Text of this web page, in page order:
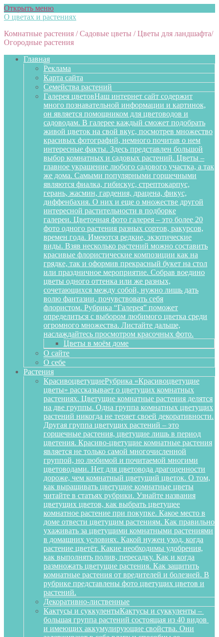
Открыть меню
О цветах и растениях
Комнатные растения / Садовые цветы / Цветы для ландшафта/
Огородные растения
Главная
Реклама
Карта сайта
Семейства растений
Галерея цветовНаш интернет сайт содержит
много познавательной информации и картинок,
он является помощником для цветоводов и
садоводам. В галерее каждый сможет подобрать
живой цветок на свой вкус, посмотрев множество
красивых фотографий, немного почитав о нем
интересные факты. Здесь представлен большой
выбор комнатных и садовых растений. Цветы –
главное украшение любого садового участка, а так
же дома. Самыми популярными горшечными
являются фиалка, гибискус, стрептокарпус,
герань, жасмин, гардения, драцена, фикус,
диффенбахия. О них и еще о множестве другой
интересной растительности в подборке
галереи. Цветочная фото галерея – это более 20
фото одного растения разных сортов, ракурсов,
времен года. Имеются редкие, экзотические
виды. Взяв несколько растений можно составить
красивые флористические композиции как на
грядке, так и оформив прекрасный букет на стол
или праздничное мероприятие. Собрав воедино
цветы одного оттенка или же разных,
сочетающихся между собой, нужно лишь дать
волю фантазии, почувствовать себя
флористом. Рубрика “Галерея” поможет
определиться с выбором любимого цветка среди
огромного множества. Листайте дальше,
наслаждайтесь просмотром красочных фото.
Цветы в моём доме
О сайте
О себе
Растения
КрасивоцветущиеРубрика «Красивоцветущие
цветы» рассказывает о цветущих комнатных
растениях. Цветущие комнатные растения делятся
на две группы. Одна группа комнатных цветущих
растений никогда не теряет своей декоративности.
Другая группа цветущих растений – это
горшечные растения, цветущие лишь в период
цветения. Красиво-цветущие комнатные растения
является не только самой многочисленной
группой, но любимой и почитаемой многими
цветоводами. Нет для цветовода драгоценности
дороже, чем комнатный цветущий цветок. О том,
как выращивать цветущие комнатные цветы
читайте в статьях рубрики. Узнайте названия
цветущих цветов, как выбрать цветущее
комнатное растение при покупке. Какое место в
доме отвести цветущим растениям. Как правильно
ухаживать за цветущими комнатными растениями
в домашних условиях. Какой нужен уход, когда
растение цветёт. Какие необходимы удобрения,
как выполнять полив, пересадку. Как и когда
размножать цветущие растения. Как защитить
комнатные растения от вредителей и болезней. В
рубрике представлены фото цветущих цветов и
растений.
Декоративно-лиственные
Кактусы и суккулентыКактусы и суккуленты –
большая группа растений состоящая из 40 видов
и имеющих аккумулирующие свойства. Они